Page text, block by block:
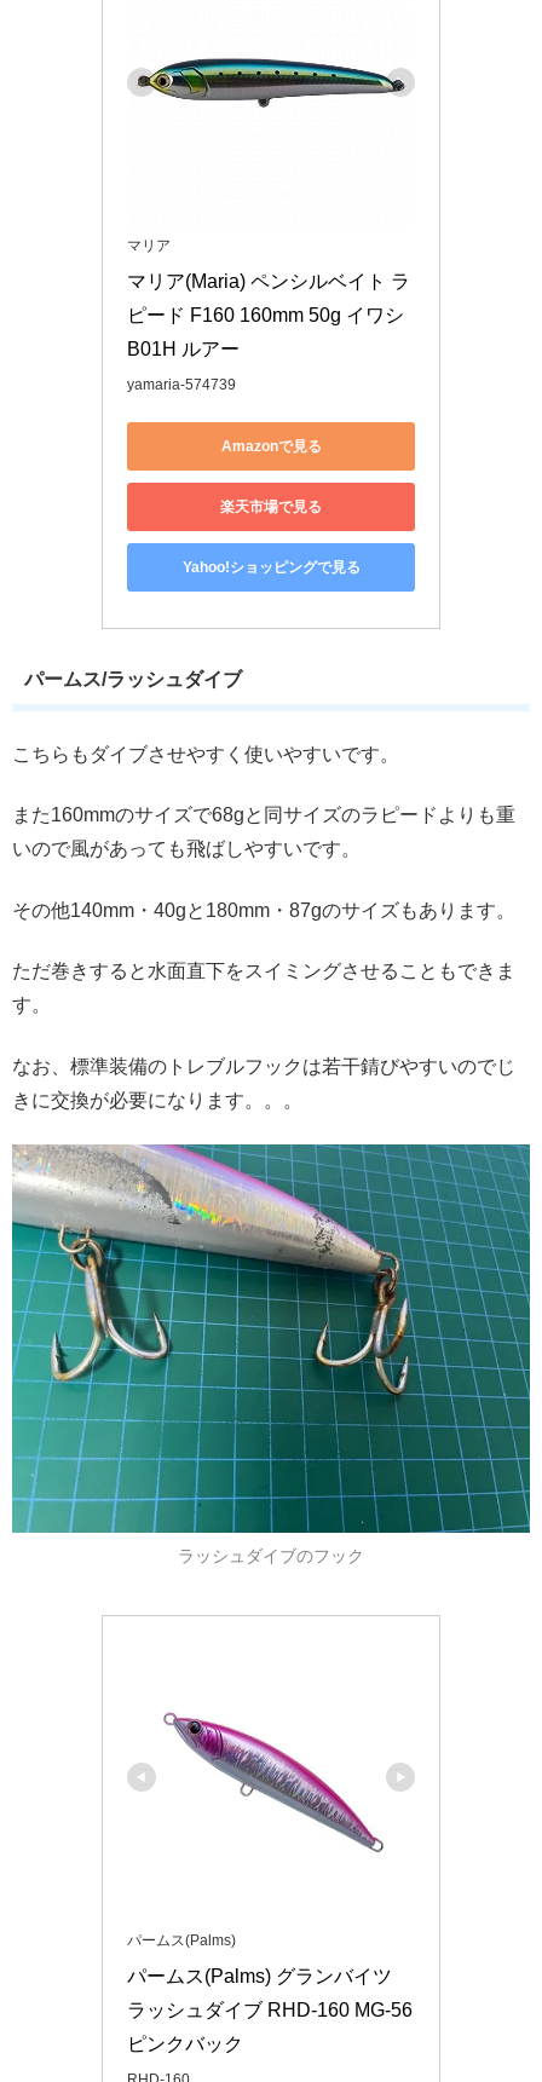
マリア
マリア(Maria) ペンシルベイト ラ
ピード F160 160mm 50g イワシ
B01H ルアー
yamaria-574739
Amazonで見る
楽天市場で見る
Yahoo!ショッピングで見る
パームス/ラッシュダイブ
こちらもダイブさせやすく使いやすいです。
また160mmのサイズで68gと同サイズのラピードよりも重
いので風があっても飛ばしやすいです。
その他140mm・40gと180mm・87gのサイズもあります。
ただ巻きすると水面直下をスイミングさせることもできま
す。
なお、標準装備のトレブルフックは若干錆びやすいのでじ
きに交換が必要になります。。。
ラッシュダイブのフック
パームス(Palms)
パームス(Palms) グランバイツ
ラッシュダイブ RHD-160 MG-56
ピンクバック